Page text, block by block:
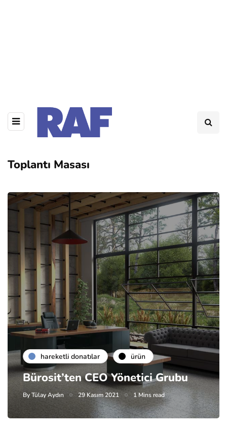
Toplantı Masası
hareketli donatılar ürün
Bürosit’ten CEO Yönetici Grubu
ByTülay Aydın 29 Kasım 2021 1 Mins read